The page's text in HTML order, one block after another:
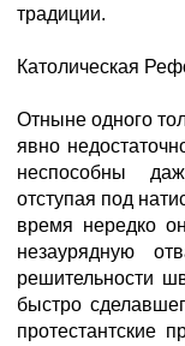
традиции.
Католическая
Отныне одного
явно
неспособны
отступая под
время нередко
незаурядную
решительности
быстро
протестантские